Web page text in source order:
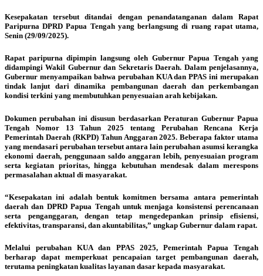
Kesepakatan tersebut ditandai dengan penandatanganan dalam Rapat
Paripurna DPRD Papua Tengah yang berlangsung di ruang rapat utama,
Senin (29/09/2025).
Rapat paripurna dipimpin langsung oleh Gubernur Papua Tengah yang
didampingi Wakil Gubernur dan Sekretaris Daerah. Dalam penjelasannya,
Gubernur menyampaikan bahwa perubahan KUA dan PPAS ini merupakan
tindak lanjut dari dinamika pembangunan daerah dan perkembangan
kondisi terkini yang membutuhkan penyesuaian arah kebijakan.
Dokumen perubahan ini disusun berdasarkan Peraturan Gubernur Papua
Tengah Nomor 13 Tahun 2025 tentang Perubahan Rencana Kerja
Pemerintah Daerah (RKPD) Tahun Anggaran 2025. Beberapa faktor utama
yang mendasari perubahan tersebut antara lain perubahan asumsi kerangka
ekonomi daerah, penggunaan saldo anggaran lebih, penyesuaian program
serta kegiatan prioritas, hingga kebutuhan mendesak dalam merespons
permasalahan aktual di masyarakat.
“Kesepakatan ini adalah bentuk komitmen bersama antara pemerintah
daerah dan DPRD Papua Tengah untuk menjaga konsistensi perencanaan
serta penganggaran, dengan tetap mengedepankan prinsip efisiensi,
efektivitas, transparansi, dan akuntabilitas,” ungkap Gubernur dalam rapat.
Melalui perubahan KUA dan PPAS 2025, Pemerintah Papua Tengah
berharap dapat memperkuat pencapaian target pembangunan daerah,
terutama peningkatan kualitas layanan dasar kepada masyarakat.